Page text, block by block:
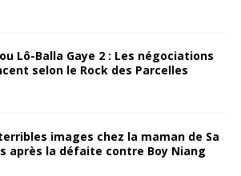
Lô-Balla Gaye 2 : Les négociations
selon le Rock des Parcelles
images chez la maman de Sa
après la défaite contre Boy Niang